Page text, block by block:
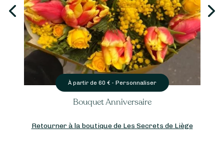
À partir de 60 € - Personnaliser
Bouquet Anniversaire
Retourner à la boutique de Les Secrets de Liège